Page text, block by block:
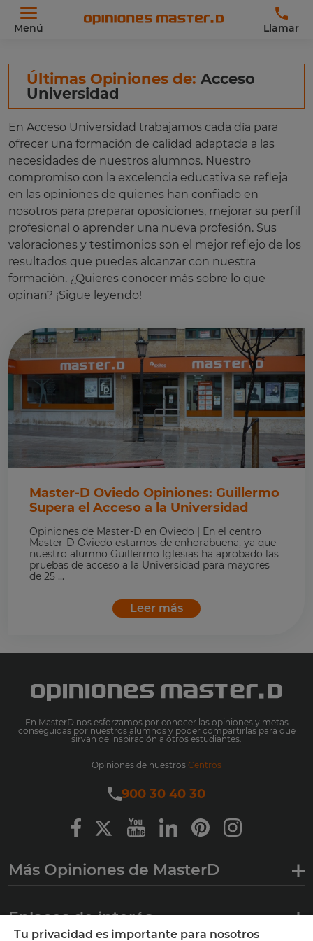
Menú Llamar
Últimas Opiniones de: Acceso
Universidad
En Acceso Universidad trabajamos cada día para
ofrecer una formación de calidad adaptada a las
necesidades de nuestros alumnos. Nuestro
compromiso con la excelencia educativa se refleja
en las opiniones de quienes han confiado en
nosotros para preparar oposiciones, mejorar su perfil
profesional o aprender una nueva profesión. Sus
valoraciones y testimonios son el mejor reflejo de los
resultados que puedes alcanzar con nuestra
formación. ¿Quieres conocer más sobre lo que
opinan? ¡Sigue leyendo!
Master-D Oviedo Opiniones: Guillermo
Supera el Acceso a la Universidad
Opiniones de Master-D en Oviedo | En el centro
Master-D Oviedo estamos de enhorabuena, ya que
nuestro alumno Guillermo Iglesias ha aprobado las
pruebas de acceso a la Universidad para mayores
de 25 ...
Leer más
En MasterD nos esforzamos por conocer las opiniones y metas
conseguidas por nuestros alumnos y poder compartirlas para que
sirvan de inspiración a otros estudiantes.
Opiniones de nuestros Centros
900 30 40 30
Más Opiniones de MasterD
Enlaces de interés
Tu privacidad es importante para nosotros